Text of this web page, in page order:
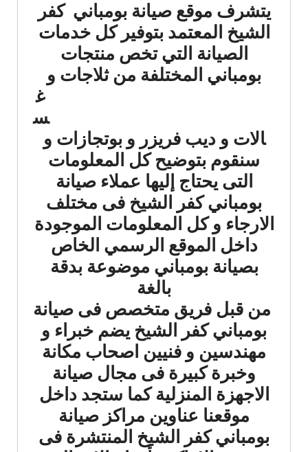
يتشرف موقع صيانة بومباني كفر
الشيخ المعتمد بتوفير كل خدمات
الصيانة التي تخص منتجات
بومباني المختلفة من ثلاجات و
غ
س
الات و ديب فريزر و بوتجازات و
سنقوم بتوضيح كل المعلومات
التى يحتاج إليها عملاء صيانة
بومباني كفر الشيخ فى مختلف
الارجاء و كل المعلومات الموجودة
داخل الموقع الرسمي الخاص
بصيانة بومباني موضوعة بدقة
بالغة
من قبل فريق متخصص فى صيانة
بومباني كفر الشيخ يضم خبراء و
مهندسين و فنيين اصحاب مكانة
وخبرة كبيرة فى مجال صيانة
الاجهزة المنزلية كما ستجد داخل
موقعنا عناوين مراكز صيانة
بومباني كفر الشيخ المنتشرة فى